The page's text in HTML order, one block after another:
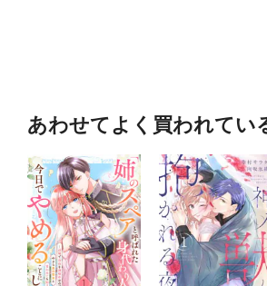
あわせてよく買われてい